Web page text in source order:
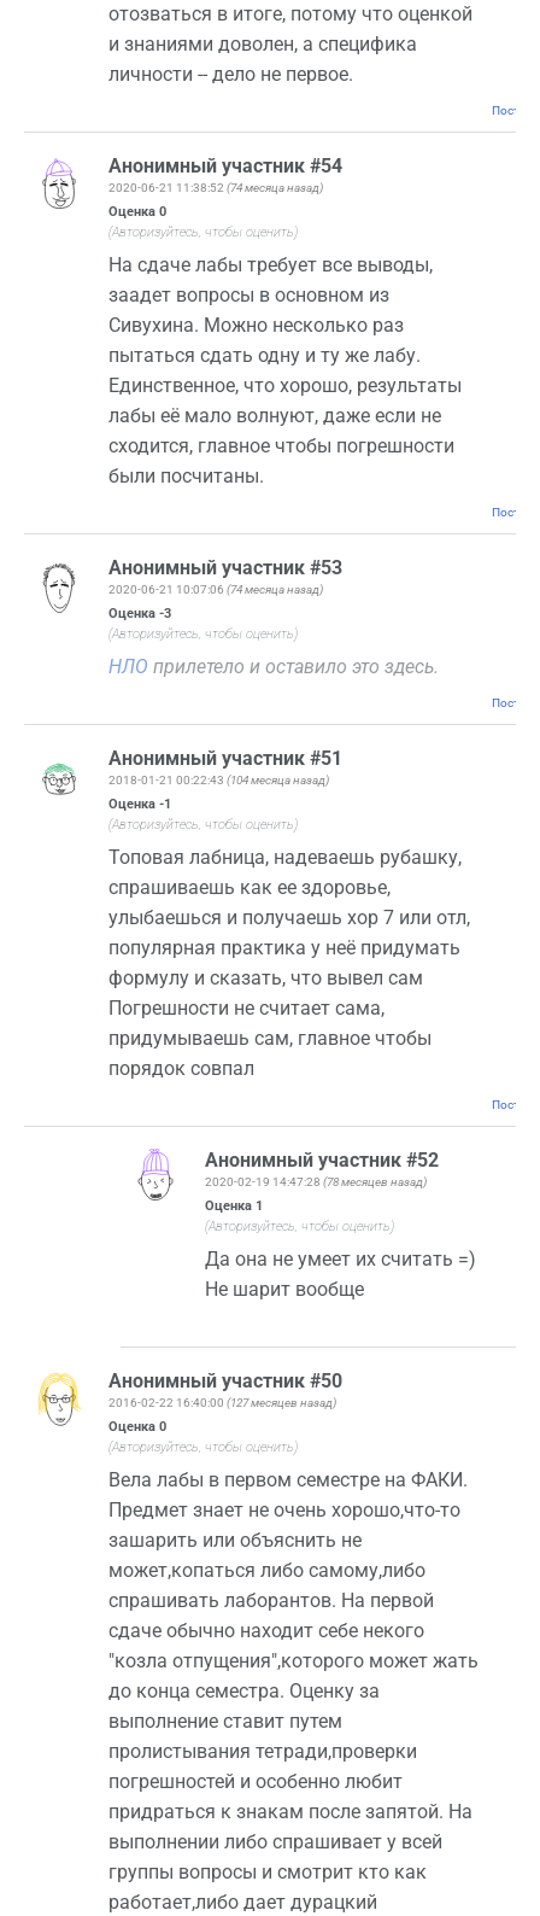
отозваться в итоге, потому что оценкой
и знаниями доволен, а специфика
личности -- дело не первое.
Анонимный участник #54
2020-06-21 11:38:52 (74 месяца назад)
Оценка 0
(Авторизуйтесь, чтобы оценить)
На сдаче лабы требует все выводы,
заадет вопросы в основном из
Сивухина. Можно несколько раз
пытаться сдать одну и ту же лабу.
Единственное, что хорошо, результаты
лабы её мало волнуют, даже если не
сходится, главное чтобы погрешности
были посчитаны.
Анонимный участник #53
2020-06-21 10:07:06 (74 месяца назад)
Оценка -3
(Авторизуйтесь, чтобы оценить)
НЛО прилетело и оставило это здесь.
Анонимный участник #51
2018-01-21 00:22:43 (104 месяца назад)
Оценка -1
(Авторизуйтесь, чтобы оценить)
Топовая лабница, надеваешь рубашку,
спрашиваешь как ее здоровье,
улыбаешься и получаешь хор 7 или отл,
популярная практика у неё придумать
формулу и сказать, что вывел сам
Погрешности не считает сама,
придумываешь сам, главное чтобы
порядок совпал
Анонимный участник #52
2020-02-19 14:47:28(78 месяцев назад)
Оценка 1
(Авторизуйтесь, чтобы оценить)
Да она не умеет их считать =)
Не шарит вообще
Анонимный участник #50
2016-02-22 16:40:00 (127 месяцев назад)
Оценка 0
(Авторизуйтесь, чтобы оценить)
Вела лабы в первом семестре на ФАКИ.
Предмет знает не очень хорошо,что-то
зашарить или объяснить не
может,копаться либо самому,либо
спрашивать лаборантов. На первой
сдаче обычно находит себе некого
"козла отпущения",которого может жать
до конца семестра. Оценку за
выполнение ставит путем
пролистывания тетради,проверки
погрешностей и особенно любит
придраться к знакам после запятой. На
выполнении либо спрашивает у всей
группы вопросы и смотрит кто как
работает,либо дает дурацкий